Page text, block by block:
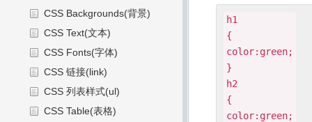
CSS Backgrounds(背景)
CSS Text(文本)
CSS Fonts(字体)
CSS 链接(link)
CSS 列表样式(ul)
CSS Table(表格)
h1
{
color:green;
}
h2
{
color:green;